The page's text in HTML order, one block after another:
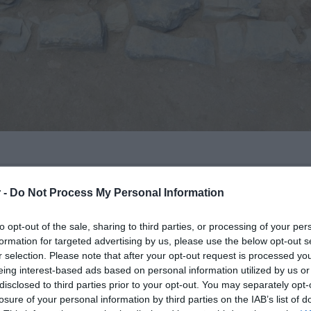
- Do Not Process My Personal Information
opt-out of the sale, sharing to third parties, or processing of your
for targeted advertising by us, please use the below opt-out
selection. Please note that after your opt-out request is processed
interest-based ads based on personal information utilized by us
to third parties prior to your opt-out. You may separately
of your personal information by third parties on the IAB’s list of
στην Κρήτη με «πρωταγωνιστή»
ο 56χρονος έχτιζε το σπίτι του
ωστόσο κάποια στιγμή… ξέμεινε